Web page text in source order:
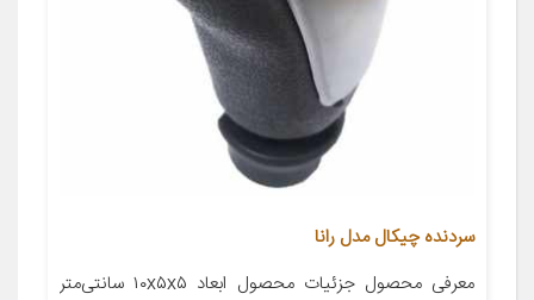
سردنده چیکال مدل رانا
معرفی محصول جزئیات محصول ابعاد ۱۰x۵x۵ سانتی‌متر